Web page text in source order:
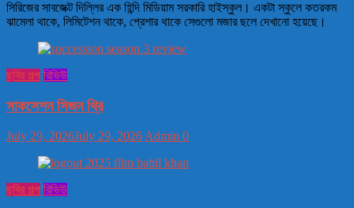
সিরিজের সাবজেক্ট দিল্লির এক হিন্দি মিডিয়াম সরকারি হাইস্কুল। একটা স্কুলে কতরকম
ঝামেলা থাকে, লিমিটেশন থাকে, প্রেশার থাকে সেগুলো মজার ছলে দেখানো হয়েছে।
ছবির গল্প রিভিউ
সাকসেশন সিজন থ্রি
July 29, 2026July 29, 2026Admin 0
ছবির গল্প রিভিউ